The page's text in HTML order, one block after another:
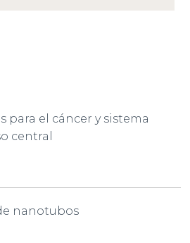
para el cáncer y sistema
central
nanotubos